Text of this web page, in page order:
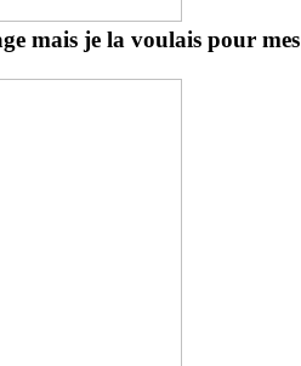
mais je la voulais pour mes